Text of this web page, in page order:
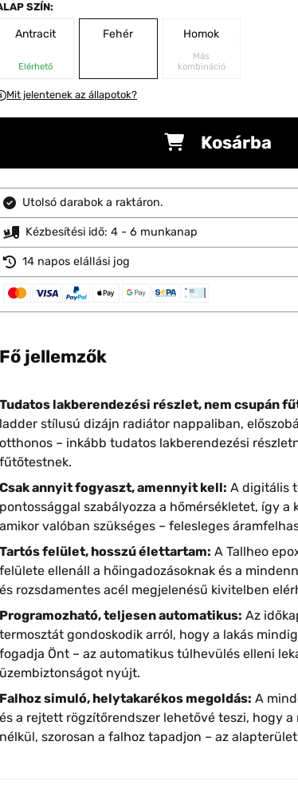
SZÍN:
Antracit
Elérhető
Fehér Homok
Más
kombináció
Mit jelentenek az állapotok?
Kosárba
Utolsó darabok a raktáron.
Kézbesítési idő: 4 - 6 munkanap
14 napos elállási jog
Fő jellemzők
Tudatos lakberendezési részlet, nem csupán
ladder stílusú dizájn radiátor nappaliban,
otthonos – inkább tudatos lakberendezési
fűtőtestnek.
Csak annyit fogyaszt, amennyit kell: A digitális
pontossággal szabályozza a hőmérsékletet, így a
amikor valóban szükséges – felesleges
Tartós felület, hosszú élettartam: A Tallheo
felülete ellenáll a hőingadozásoknak és a
és rozsdamentes acél megjelenésű kivitelben
Programozható, teljesen automatikus: Az
termosztát gondoskodik arról, hogy a lakás
fogadja Önt – az automatikus túlhevülés elleni
üzembiztonságot nyújt.
Falhoz simuló, helytakarékos megoldás: A
és a rejtett rögzítőrendszer lehetővé teszi, hogy
nélkül, szorosan a falhoz tapadjon – az